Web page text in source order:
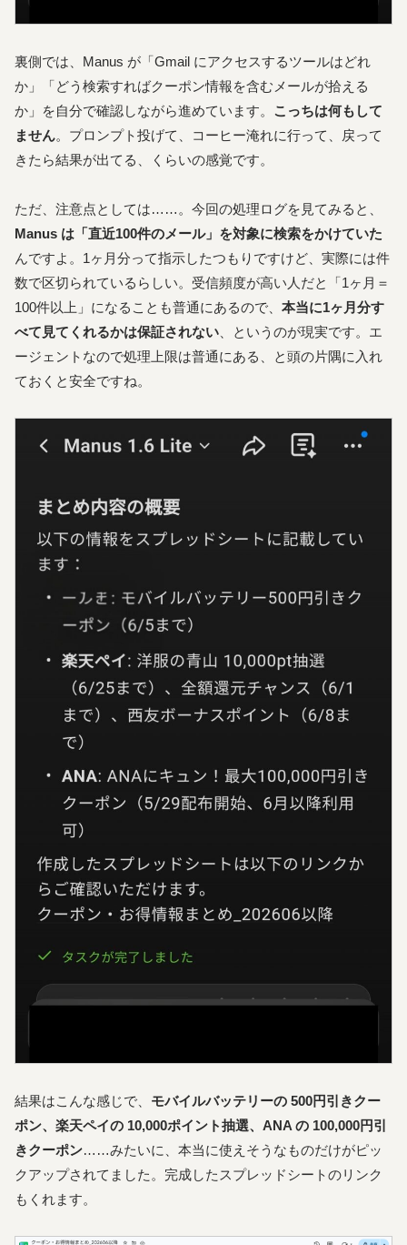
裏側では、Manus が「Gmail にアクセスするツールはどれ
か」「どう検索すればクーポン情報を含むメールが拾える
か」を自分で確認しながら進めています。 こっちは何もして
ません。プロンプト投げて、コーヒー淹れに行って、戻って
きたら結果が出てる、くらいの感覚です。
ただ、注意点としては……。今回の処理ログを見てみると、
Manus は「直近100件のメール」を対象に検索をかけていた
んですよ。1ヶ月分って指示したつもりですけど、実際には件
数で区切られているらしい。受信頻度が高い人だと「1ヶ月＝
100件以上」になることも普通にあるので、 本当に1ヶ月分す
べて見てくれるかは保証されない、というのが現実です。エ
ージェントなので処理上限は普通にある、と頭の片隅に入れ
ておくと安全ですね。
結果はこんな感じで、 モバイルバッテリーの 500円引きクー
ポン、楽天ペイの 10,000ポイント抽選、ANA の 100,000円引
きクーポン……みたいに、本当に使えそうなものだけがピッ
クアップされてました。完成したスプレッドシートのリンク
もくれます。